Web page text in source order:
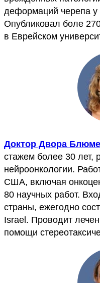
деформаций черепа
Опубликовал боле
в Еврейском
Доктор Двора
стажем более 30 лет,
нейроонкологии.
США, включая
80 научных работ.
страны, ежегодно
Israel. Проводит
помощи